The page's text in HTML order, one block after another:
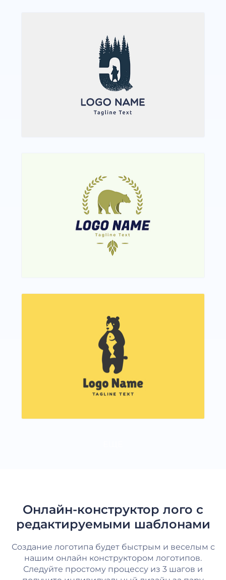
Онлайн-конструктор лого с
редактируемыми шаблонами
Создание логотипа будет быстрым и веселым с
нашим онлайн конструктором логотипов.
Следуйте простому процессу из 3 шагов и